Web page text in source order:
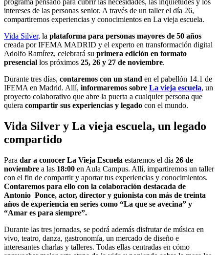
intereses de las personas senior. A través de un taller el día 26,
compartiremos experiencias y conocimientos en La vieja escuela.
Vida Silver, la plataforma para personas mayores de 50 años
creada por IFEMA MADRID y el experto en transformación digital
Adolfo Ramírez, celebrará su primera edición en formato
presencial los próximos 25, 26 y 27 de noviembre.
Durante tres días, contaremos con un stand en el pabellón 14.1 de
IFEMA en Madrid. Allí, informaremos sobre La vieja escuela, un
proyecto colaborativo que abre la puerta a cualquier persona que
quiera compartir sus experiencias y legado con el mundo.
Vida Silver y La vieja escuela, un legado
compartido
Para dar a conocer La Vieja Escuela estaremos el día 26 de
noviembre a las 18:00 en Aula Campus. Allí, impartiremos un taller
con el fin de compartir y aportar tus experiencias y conocimientos.
Contaremos para ello con la colaboración destacada de
Antonio Ponce, actor, director y guionista con más de treinta
años de experiencia en series como “La que se avecina” y
“Amar es para siempre”.
Durante las tres jornadas, se podrá además disfrutar de música en
vivo, teatro, danza, gastronomía, un mercado de diseño e
interesantes charlas y talleres. Todas ellas centradas en cómo